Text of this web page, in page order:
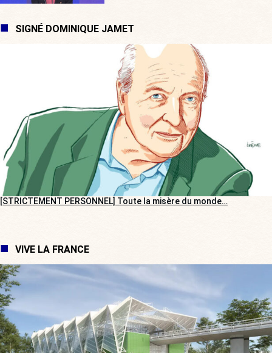
SIGNÉ DOMINIQUE JAMET
[STRICTEMENT PERSONNEL] Toute la misère du monde…
VIVE LA FRANCE